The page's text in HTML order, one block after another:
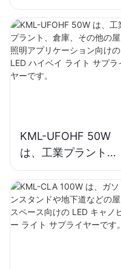
倉庫、その他の屋内
照明アプリケーショ
ン向けの LED ハイ
ベイ ライト サプラ
イヤーです。
KML-UFOHF 50W
は、工業プラント、
倉庫、その他の屋内
照明アプリケーショ
ン向けの LED ハイ
ベイ ライト サプラ